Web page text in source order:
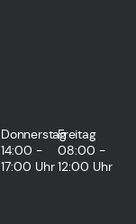
Donnerstag
14:00 -
17:00 Uhr
Freitag
08:00 -
12:00 Uhr